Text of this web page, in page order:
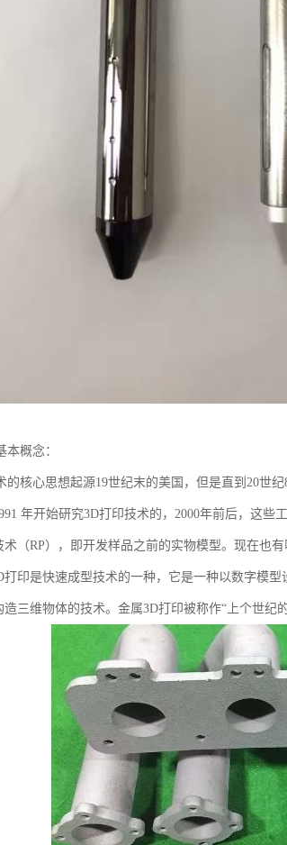
本概念：
的核心思想起源19世纪末的美国，但是直到20世
年开始研究3D打印技术的，2000年前后，这
术（RP），即开发样品之前的实物模型。现在也
印是快速成型技术的一种，它是一种以数字模
三维物体的技术。金属3D打印被称作“上个世纪